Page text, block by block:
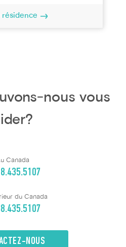
résidence
nous vous
Canada
du Canada
NOUS